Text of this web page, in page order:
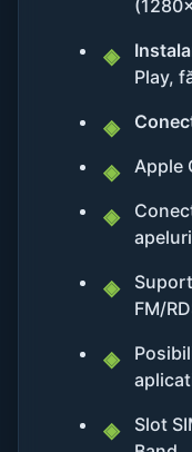
Play,
Apple
FM/
Slot